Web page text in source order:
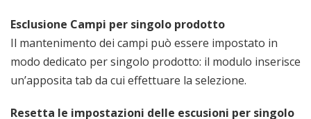
Esclusione Campi per singolo prodotto
Il mantenimento dei campi può essere impostato in
modo dedicato per singolo prodotto: il modulo inserisce
un’apposita tab da cui effettuare la selezione.
Resetta le impostazioni delle escusioni per singolo